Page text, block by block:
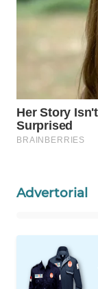
Advertorial
MANDALIKA
LABUANBAJO
WN
Wahana
WAHANA
NEWS